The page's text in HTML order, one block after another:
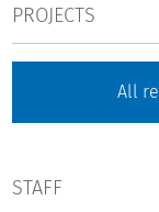
PROJECTS
All
STAFF